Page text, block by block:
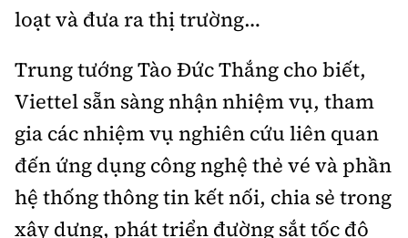
loạt và đưa ra thị trường…
Trung tướng Tào Đức Thắng cho biết,
Viettel sẵn sàng nhận nhiệm vụ, tham
gia các nhiệm vụ nghiên cứu liên quan
đến ứng dụng công nghệ thẻ vé và phần
hệ thống thông tin kết nối, chia sẻ trong
xây dựng, phát triển đường sắt tốc độ